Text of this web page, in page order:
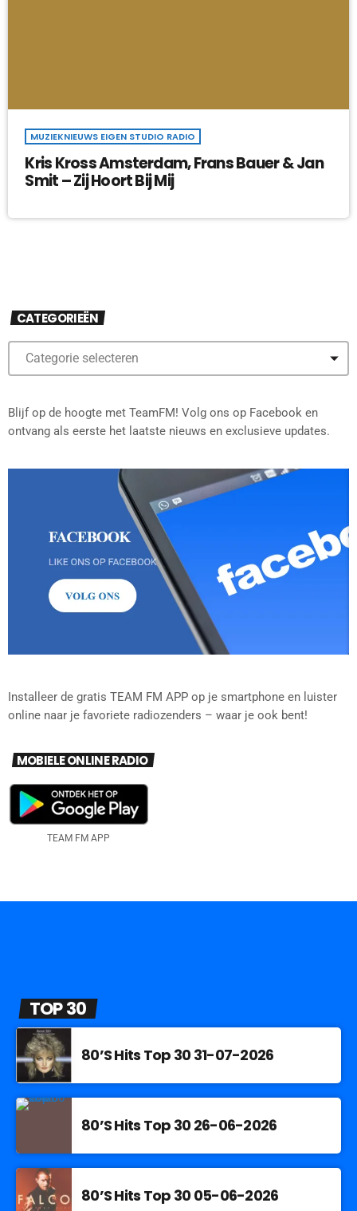
MUZIEKNIEUWS EIGEN STUDIO RADIO
Kris Kross Amsterdam, Frans Bauer & Jan
Smit – Zij Hoort Bij Mij
CATEGORIEËN
Blijf op de hoogte met TeamFM! Volg ons op Facebook en
ontvang als eerste het laatste nieuws en exclusieve updates.
Installeer de gratis TEAM FM APP op je smartphone en luister
online naar je favoriete radiozenders – waar je ook bent!
MOBIELE ONLINE RADIO
TEAM FM APP
TOP 30
80’S Hits Top 30 31-07-2026
80’S Hits Top 30 26-06-2026
80’S Hits Top 30 05-06-2026